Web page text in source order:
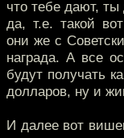
что тебе дают,
да, т.е. такой
они же с
награда. А все
будут получать
долларов, ну и
И далее вот